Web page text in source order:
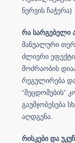
ნერვის ჩაჭერა)
რა სარგებელი
მანუალური
ძლიერი
მოძრაობის
რეგულირება
“შეცდომების”
გაუმჯობესება
აღდგენა.
რისკები და